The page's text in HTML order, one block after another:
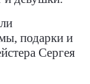
подарки и
Сергея